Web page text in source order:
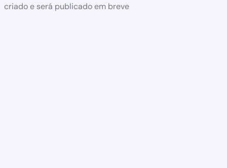
criado e será publicado em breve